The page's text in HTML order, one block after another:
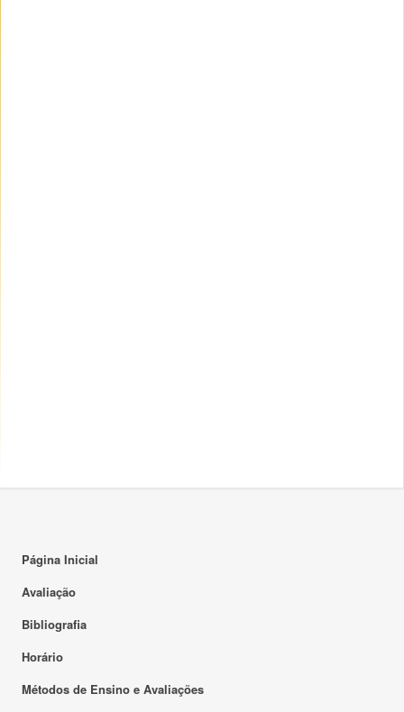
Página Inicial
Avaliação
Bibliografia
Horário
Métodos de Ensino e Avaliações